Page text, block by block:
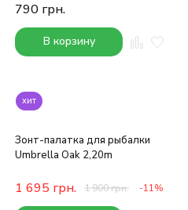
790 грн.
В корзину
хит
Зонт-палатка для рыбалки
Umbrella Oak 2,20m
1 695 грн. 1 900грн. -11%